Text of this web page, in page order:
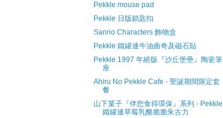
Pekkle mouse pad
Pekkle 日版鎖匙扣
Sanrio Characters 飾物盒
Pekkle 鐵罐連牛油曲奇及磁石貼
Pekkle 1997 年絕版『沙丘堡壘』陶瓷筆
座
Ahiru No Pekkle Cafe - 聖誕期間限定套
餐
山下菓子『伴您食得環保』系列 - Pekkle
鐵罐連草莓乳酪脆脆朱古力